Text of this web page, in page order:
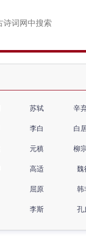
苏轼 辛
李白 白
元稹 柳
高适 魏
屈原 韩
李斯 孔